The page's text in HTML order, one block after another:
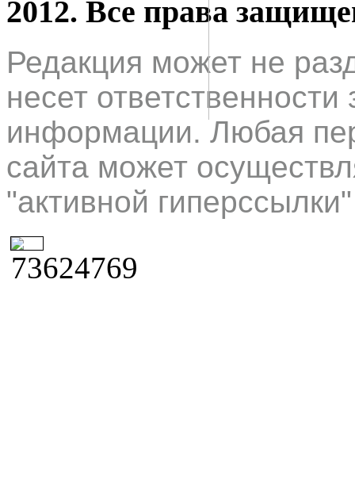
2012. Все права
Редакция может не
несет
информации. Любая
сайта может
"активной